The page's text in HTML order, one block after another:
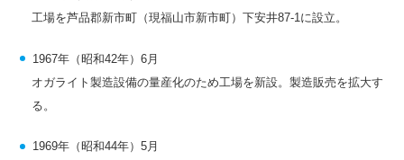
工場を芦品郡新市町（現福山市新市町）下安井87-1に設立。
1967年（昭和42年）6月
オガライト製造設備の量産化のため工場を新設。製造販売を拡大す
る。
1969年（昭和44年）5月